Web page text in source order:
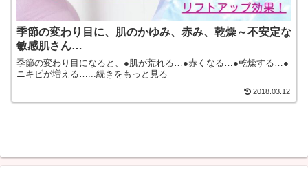
季節の変わり目に、肌のかゆみ、赤み、乾燥～不安定な
敏感肌さん…
季節の変わり目になると、●肌が荒れる…●赤くなる…●乾燥する…●
ニキビが増える…...続きをもっと見る
2018.03.12